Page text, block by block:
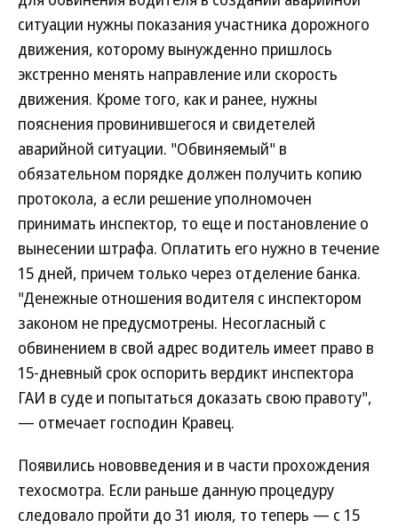
ситуации нужны показания участника дорожного
движения, которому вынужденно пришлось
экстренно менять направление или скорость
движения. Кроме того, как и ранее, нужны
пояснения провинившегося и свидетелей
аварийной ситуации. "Обвиняемый" в
обязательном порядке должен получить копию
протокола, а если решение уполномочен
принимать инспектор, то еще и постановление о
вынесении штрафа. Оплатить его нужно в течение
15 дней, причем только через отделение банка.
"Денежные отношения водителя с инспектором
законом не предусмотрены. Несогласный с
обвинением в свой адрес водитель имеет право в
15-дневный срок оспорить вердикт инспектора
ГАИ в суде и попытаться доказать свою правоту",
— отмечает господин Кравец.
Появились нововведения и в части прохождения
техосмотра. Если раньше данную процедуру
следовало пройти до 31 июля, то теперь — с 15